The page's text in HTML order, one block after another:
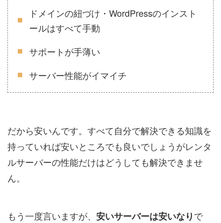
ドメインの紐づけ・WordPressのインスト
ールはすべて手動
サポートが手薄い
サーバー性能がイマイチ
だから安いんです。すべて自分で解決できる知識を
持っていれば安いところでも良いでしょうがレンタ
ルサーバーの性能だけはどうしても解決できませ
ん。
もう一度言いますが、 安いサーバーは安いなりで